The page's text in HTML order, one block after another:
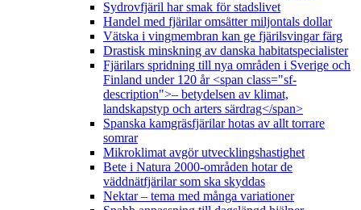
Sydrovfjäril har smak för stadslivet
Handel med fjärilar omsätter miljontals dollar
Vätska i vingmembran kan ge fjärilsvingar färg
Drastisk minskning av danska habitatspecialister
Fjärilars spridning till nya områden i Sverige och
Finland under 120 år <span class="sf-
description">– betydelsen av klimat,
landskapstyp och arters särdrag</span>
Spanska kamgräsfjärilar hotas av allt torrare
somrar
Mikroklimat avgör utvecklingshastighet
Bete i Natura 2000-områden hotar de
väddnätfjärilar som ska skyddas
Nektar – tema med många variationer